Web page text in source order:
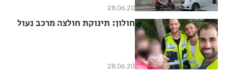
28.06.20
חולון: תינוקת חולצה מרכב נעול
28.06.20